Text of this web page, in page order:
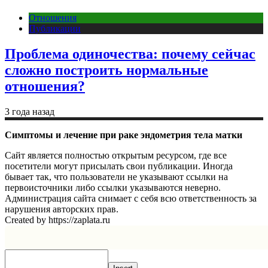
Отношения
Публикации
Проблема одиночества: почему сейчас
сложно построить нормальные
отношения?
3 года назад
Симптомы и лечение при раке эндометрия тела матки
Сайт является полностью открытым ресурсом, где все
посетители могут присылать свои публикации. Иногда
бывает так, что пользователи не указывают ссылки на
первоисточники либо ссылки указываются неверно.
Администрация сайта снимает с себя всю ответственность за
нарушения авторских прав.
Created by https://zaplata.ru